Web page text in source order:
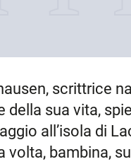
, scrittrice
della sua vita,
all’isola di
volta, bambina,